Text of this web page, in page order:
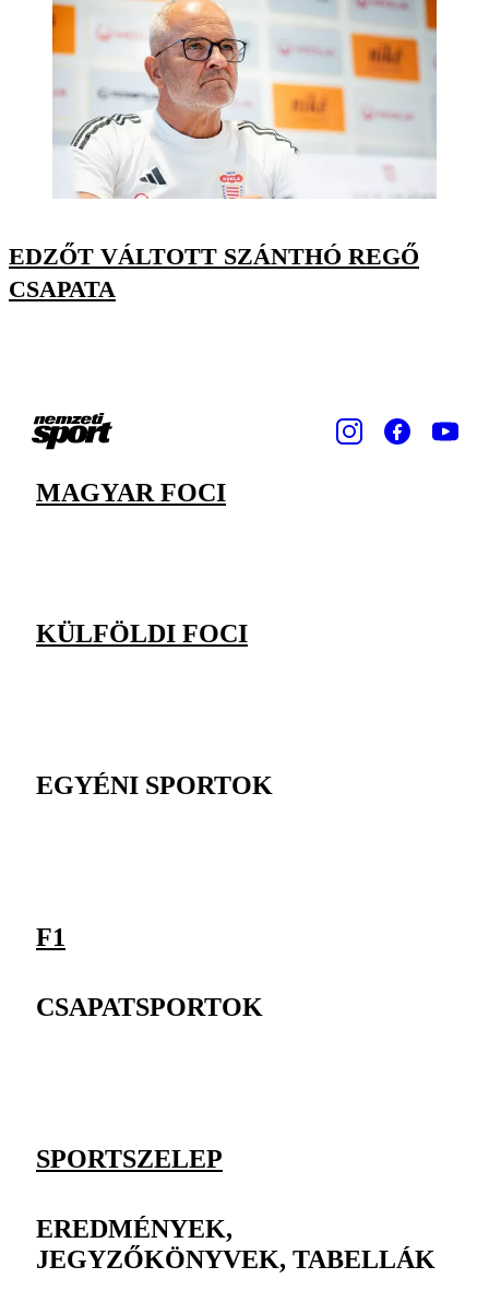
EDZŐT VÁLTOTT SZÁNTHÓ REGŐ
CSAPATA
MAGYAR FOCI
KÜLFÖLDI FOCI
EGYÉNI SPORTOK
F1
CSAPATSPORTOK
SPORTSZELEP
EREDMÉNYEK,
JEGYZŐKÖNYVEK, TABELLÁK